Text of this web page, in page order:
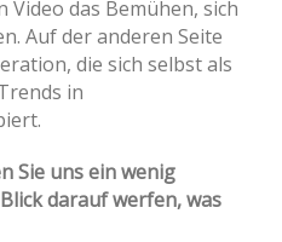
Video das Bemühen, sich
Auf der anderen Seite
die sich selbst als
in
Sie uns ein wenig
darauf werfen, was